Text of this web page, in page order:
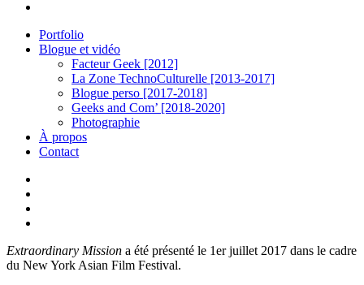
Portfolio
Blogue et vidéo
Facteur Geek [2012]
La Zone TechnoCulturelle [2013-2017]
Blogue perso [2017-2018]
Geeks and Com’ [2018-2020]
Photographie
À propos
Contact
Extraordinary Mission a été présenté le 1er juillet 2017 dans le cadre
du New York Asian Film Festival.